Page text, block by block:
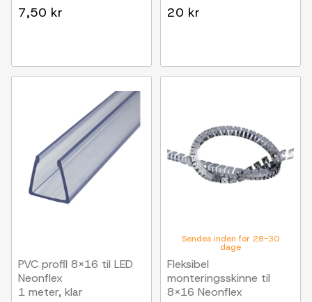
7,50 kr 20 kr
PVC profil 8x16 til LED
Neonflex
1 meter, klar
Sendes inden for 28-30
dage
Fleksibel
monteringsskinne til
8x16 Neonflex